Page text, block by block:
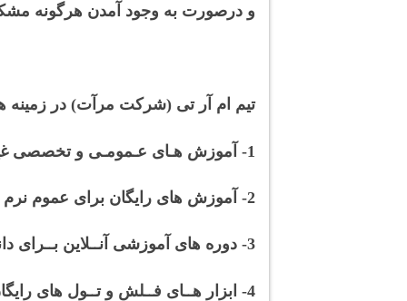
و درصورت به وجود آمدن هرگونه
تیم ام آر تی (شرکت مرآت) در زمینه
1- آموزش هـای عـمومـی و تخصصی غیر رایـگــان
2- آموزش های رایگان برای عموم نرم افزارکــاران
3- دوره های آموزشی آنــلاین بــرای دانشجویــان
4- ابزار هــای فــلش و تــول های رایگان و پولــی